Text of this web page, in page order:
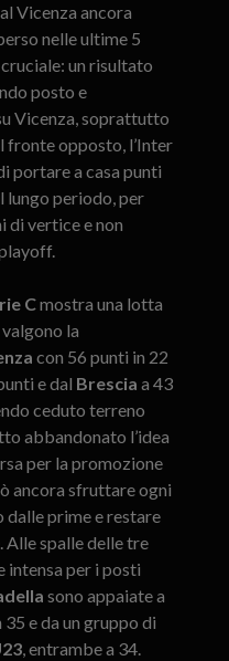
Vicenza ancora
nelle ultime 5
un risultato
posto e
Vicenza, soprattutto
fronte opposto, l’Inter
portare a casa punti
periodo, per
di vertice e non
Cmostra una lotta
la
con 56 punti in 22
e dal Brescia a 43
ceduto terreno
abbandonato l’idea
per la promozione
ancora sfruttare ogni
prime e restare
Alle spalle delle tre
intensa per i posti
sono appaiate a
e da un gruppo di
, entrambe a 34.